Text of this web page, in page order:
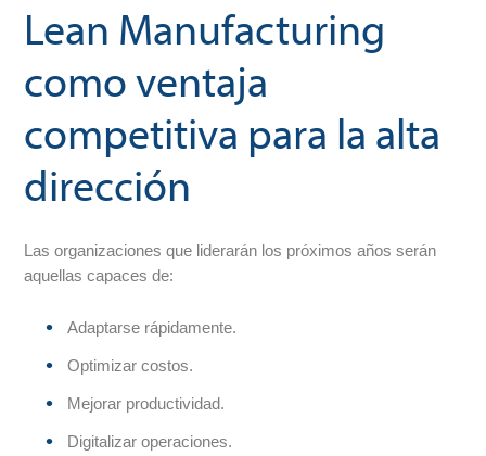
Lean Manufacturing
como ventaja
competitiva para la alta
dirección
Las organizaciones que liderarán los próximos años serán
aquellas capaces de:
Adaptarse rápidamente.
Optimizar costos.
Mejorar productividad.
Digitalizar operaciones.